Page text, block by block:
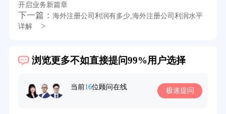
开启业务新篇章
下一篇： 海外注册公司利润有多少,海外注册公司利润水平
详解>
浏览更多不如直接提问99%用户选择
当前16位顾问在线 极速提问
39分钟前用户提问：在英国可以注册空壳公司吗？
3分钟前用户提问： 注册新加坡公司要求？